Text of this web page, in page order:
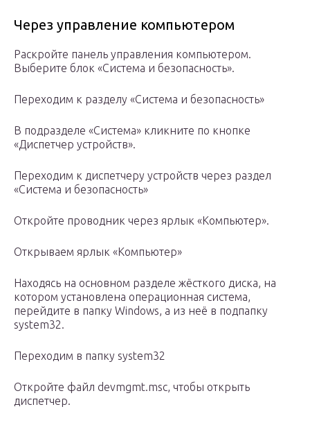
Через управление компьютером
Раскройте панель управления компьютером.
Выберите блок «Система и безопасность».
Переходим к разделу «Система и безопасность»
В подразделе «Система» кликните по кнопке
«Диспетчер устройств».
Переходим к диспетчеру устройств через раздел
«Система и безопасность»
Откройте проводник через ярлык «Компьютер».
Открываем ярлык «Компьютер»
Находясь на основном разделе жёсткого диска, на
котором установлена операционная система,
перейдите в папку Windows, а из неё в подпапку
system32.
Переходим в папку system32
Откройте файл devmgmt.msc, чтобы открыть
диспетчер.